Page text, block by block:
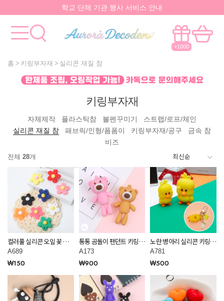
학교 단체 기관 행사 서비스 안내
모든걸 한곳에서!국내유일 원스톱 제작서비스
+1000
홈 키링부자재 실리콘 재질 참
키링부자재
자체제작 플라스틱참 볼펜꾸미기
스트랩/로프/체인
실리콘 재질 참
패브릭/인형/폼폼이 키링부자재/공구
금속 참
비즈
전체 28개
컬러풀 실리콘 오잎 꽃 키
링 부자재 만들기 재료
A689
A689
₩150
통통 곰돌이 팬던트 키링
부자재 만들기 재료 A173
A173
₩900
노란 병아리 실리콘 키링
부자재 재료 A781
A781
₩500